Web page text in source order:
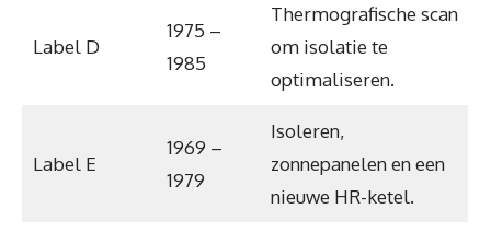
Label D
1975 –
1985
Thermografische scan
om isolatie te
optimaliseren.
Label E
1969 –
1979
Isoleren,
zonnepanelen en een
nieuwe HR-ketel.